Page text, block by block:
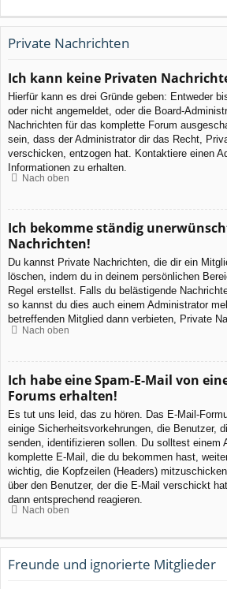
Private Nachrichten
Ich kann keine Privaten
Hierfür kann es drei Gründe geben: Entweder
oder nicht angemeldet, oder die Board-
Nachrichten für das komplette Forum
sein, dass der Administrator dir das Recht,
verschicken, entzogen hat. Kontaktiere einen
Informationen zu erhalten.
Nach oben
Ich bekomme ständig
Nachrichten!
Du kannst Private Nachrichten, die dir ein
löschen, indem du in deinem persönlichen
Regel erstellst. Falls du belästigende
so kannst du dies auch einem Administrator
betreffenden Mitglied dann verbieten, Private
Nach oben
Ich habe eine Spam-E-Mail von
Forums erhalten!
Es tut uns leid, das zu hören. Das E-Mail-
einige Sicherheitsvorkehrungen, die Benutzer,
senden, identifizieren sollen. Du solltest einem
komplette E-Mail, die du bekommen hast,
wichtig, die Kopfzeilen (Headers)
über den Benutzer, der die E-Mail verschickt
dann entsprechend reagieren.
Nach oben
Freunde und ignorierte Mitglieder